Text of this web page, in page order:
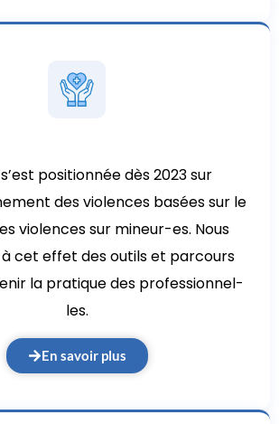
s’est positionnée dès 2023 sur
des violences basées sur le
violences sur mineur-es. Nous
cet effet des outils et parcours
la pratique des professionnel-
les.
En savoir plus